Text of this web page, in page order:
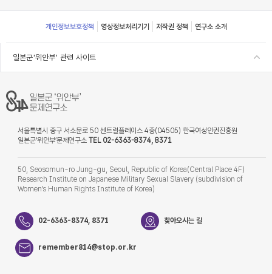
Footer
개인정보보호정책 영상정보처리기기 저작권 정책 연구소 소개
일본군'위안부' 관련 사이트
서울특별시 중구 서소문로 50 센트럴플레이스 4층(04505) 한국여성인권진흥원
일본군‘위안부’문제연구소 TEL 02-6363-8374, 8371
50, Seosomun-ro Jung-gu, Seoul, Republic of Korea(Central Place 4F)
Research Institute on Japanese Military Sexual Slavery (subdivision of
Women’s Human Rights Institute of Korea)
02-6363-8374, 8371 찾아오시는 길
remember814@stop.or.kr